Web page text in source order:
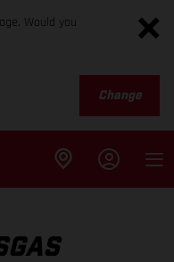
Would you
Change